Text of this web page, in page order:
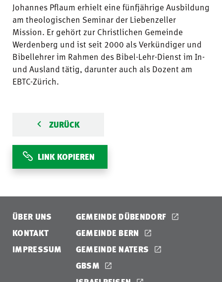
Johannes Pflaum erhielt eine fünfjährige Ausbildung
am theologischen Seminar der Liebenzeller
Mission. Er gehört zur Christlichen Gemeinde
Werdenberg und ist seit 2000 als Verkündiger und
Bibellehrer im Rahmen des Bibel-Lehr-Dienst im In-
und Ausland tätig, darunter auch als Dozent am
EBTC-Zürich.
ZURÜCK
LINK KOPIEREN
ÜBER UNS
KONTAKT
IMPRESSUM
GEMEINDE DÜBENDORF
GEMEINDE BERN
GEMEINDE NATERS
GBSM